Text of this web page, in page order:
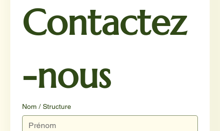
Contactez
-nous
Nom / Structure